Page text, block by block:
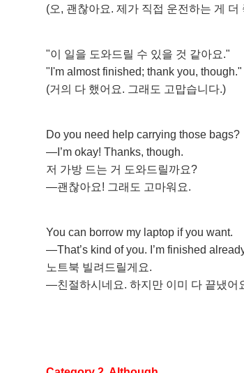
(오, 괜찮아요. 제가 직접 운전하는 게
"이 일을 도와드릴 수 있을 것 같아요."
"I'm almost finished; thank you, though."
(거의 다 했어요. 그래도 고맙습니다.)
Do you need help carrying those bags?
—I’m okay! Thanks, though.
저 가방 드는 거 도와드릴까요?
—괜찮아요! 그래도 고마워요.
You can borrow my laptop if you want.
—That’s kind of you. I’m finished
노트북 빌려드릴게요.
—친절하시네요. 하지만 이미 다 끝냈어